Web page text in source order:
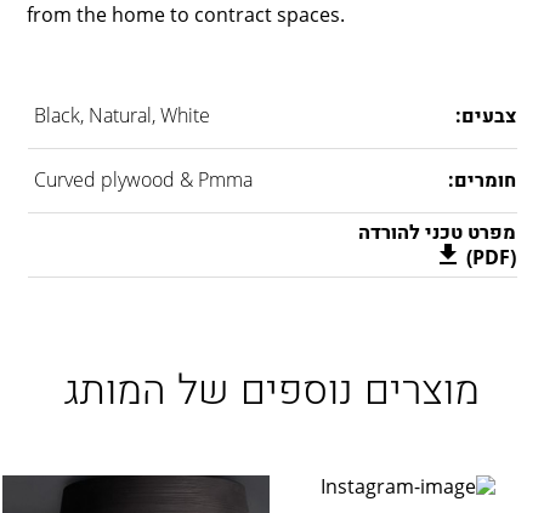
from the home to contract spaces.
צבעים: Black, Natural, White
חומרים:
Curved plywood & Pmma
מפרט טכני להורדה
(PDF)
מוצרים נוספים של המותג